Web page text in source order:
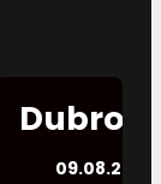
09.08.2026.